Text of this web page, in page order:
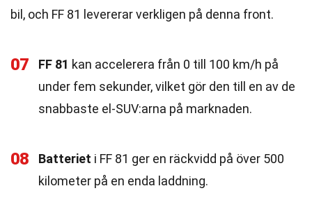
bil, och FF 81 levererar verkligen på denna front.
07 FF 81 kan accelerera från 0 till 100 km/h på
under fem sekunder, vilket gör den till en av de
snabbaste el-SUV:arna på marknaden.
08 Batteriet i FF 81 ger en räckvidd på över 500
kilometer på en enda laddning.